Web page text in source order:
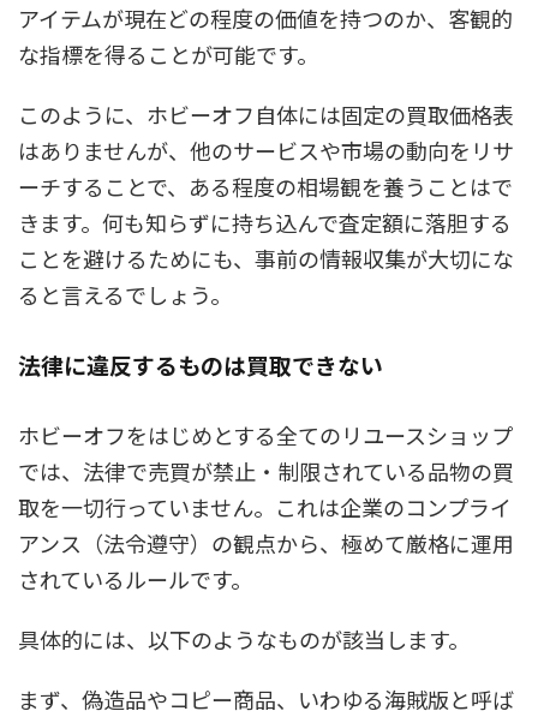
アイテムが現在どの程度の価値を持つのか、客観的
な指標を得ることが可能です。
このように、ホビーオフ自体には固定の買取価格表
はありませんが、他のサービスや市場の動向をリサ
ーチすることで、ある程度の相場観を養うことはで
きます。何も知らずに持ち込んで査定額に落胆する
ことを避けるためにも、事前の情報収集が大切にな
ると言えるでしょう。
法律に違反するものは買取できない
ホビーオフをはじめとする全てのリユースショップ
では、法律で売買が禁止・制限されている品物の買
取を一切行っていません。これは企業のコンプライ
アンス（法令遵守）の観点から、極めて厳格に運用
されているルールです。
具体的には、以下のようなものが該当します。
まず、偽造品やコピー商品、いわゆる海賊版と呼ば